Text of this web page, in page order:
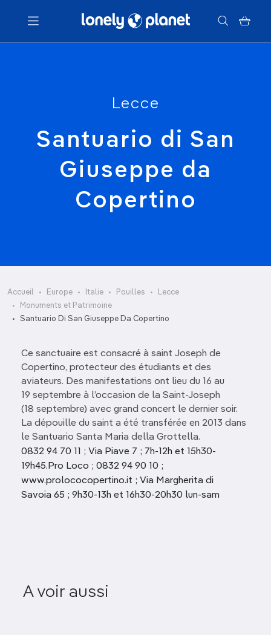
Menu
Votre recherche
Lecce
Santuario di San
Giuseppe da
Copertino
Accueil Europe Italie Pouilles
Lecce
Monuments et Patrimoine
Santuario Di San Giuseppe Da Copertino
Ce sanctuaire est consacré à saint Joseph de
Copertino, protecteur des étudiants et des
aviateurs. Des manifestations ont lieu du 16 au
19 septembre à l’occasion de la Saint-Joseph
(18 septembre) avec grand concert le dernier soir.
La dépouille du saint a été transférée en 2013 dans
le Santuario Santa Maria della Grottella.
0832 94 70 11 ; Via Piave 7 ; 7h-12h et 15h30-
19h45.Pro Loco ; 0832 94 90 10 ;
www.prolococopertino.it ; Via Margherita di
Savoia 65 ; 9h30-13h et 16h30-20h30 lun-sam
A voir aussi
Ortelle